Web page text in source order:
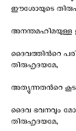
ഈശോയുടെ
ദൈവത്തിന്‍റെ
തിരുഹൃദയമേ,
അത്യുന്നതന്‍റെ
ദൈവ ഭവനവും
തിരുഹൃദയമേ,